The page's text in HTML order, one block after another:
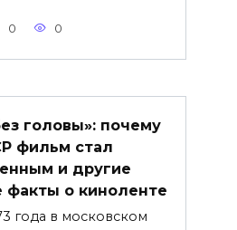
0 0
головы»: почему
фильм стал
и другие
факты о киноленте
года в московском